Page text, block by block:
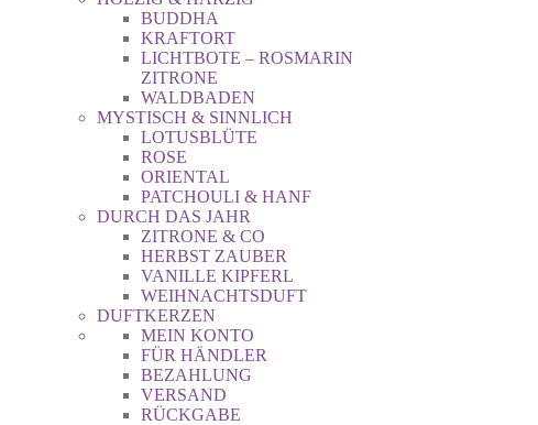
BUDDHA
KRAFTORT
LICHTBOTE – ROSMARIN
ZITRONE
WALDBADEN
MYSTISCH & SINNLICH
LOTUSBLÜTE
ROSE
ORIENTAL
PATCHOULI & HANF
DURCH DAS JAHR
ZITRONE & CO
HERBST ZAUBER
VANILLE KIPFERL
WEIHNACHTSDUFT
DUFTKERZEN
MEIN KONTO
FÜR HÄNDLER
BEZAHLUNG
VERSAND
RÜCKGABE